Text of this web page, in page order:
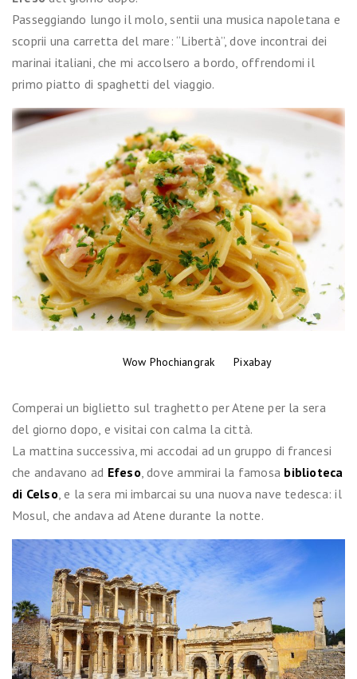
Passeggiando lungo il molo, sentii una musica napoletana e
scoprii una carretta del mare: “Libertà”, dove incontrai dei
marinai italiani, che mi accolsero a bordo, offrendomi il
primo piatto di spaghetti del viaggio.
Wow Phochiangrak daPixabay
Comperai un biglietto sul traghetto per Atene per la sera
del giorno dopo, e visitai con calma la città.
La mattina successiva, mi accodai ad un gruppo di francesi
che andavano ad Efeso , dove ammirai la famosa biblioteca
di Celso , e la sera mi imbarcai su una nuova nave tedesca: il
Mosul, che andava ad Atene durante la notte.